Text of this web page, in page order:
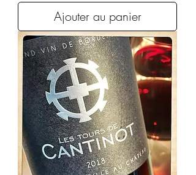
Ajouter au panier